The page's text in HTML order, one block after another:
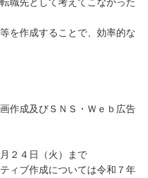
を作成することで、効率的な
及びＳＮＳ・Ｗｅｂ広告
４日（火）まで
作成については令和７年